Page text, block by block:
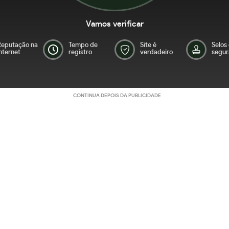
Vamos verificar
na
Tempo de
registro
Site é
verdadeiro
Selos
CONTINUA DEPOIS DA PUBLICIDADE